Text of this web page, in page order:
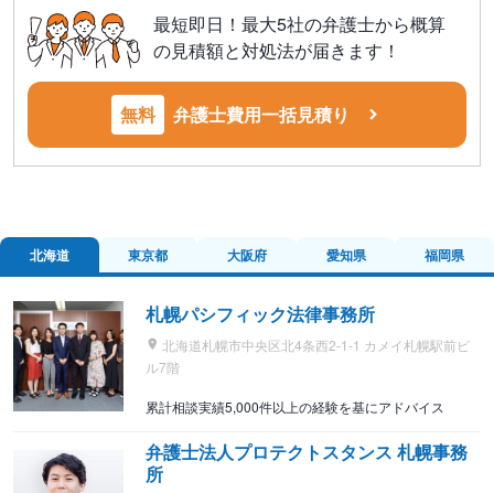
最短即日！最大5社の弁護士から概算
の見積額と対処法が届きます！
無料 弁護士費用一括見積り
北海道 東京都 大阪府 愛知県 福岡県
札幌パシフィック法律事務所
北海道札幌市中央区北4条西2-1-1 カメイ札幌駅前ビ
ル7階
累計相談実績5,000件以上の経験を基にアドバイス
弁護士法人プロテクトスタンス 札幌事務
所